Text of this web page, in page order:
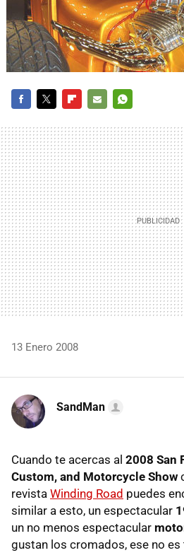
MAIL
13 Enero 2008
SandMan
Cuando te acercas al 2008 San
Custom, and Motorcycle Show
revista Winding Road puedes
similar a esto, un espectacular
un no menos espectacular
gustan los cromados, ese no